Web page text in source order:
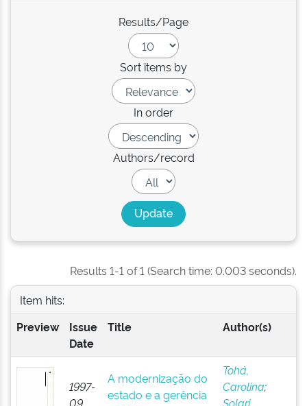
Results/Page
Sort items by
In order
Authors/record
Results 1-1 of 1 (Search time: 0.003 seconds).
Item hits:
Preview
Issue
Date
Title Author(s)
1997-
09
A modernização do
estado e a gerência
Tohá,
Carolina;
Solari,